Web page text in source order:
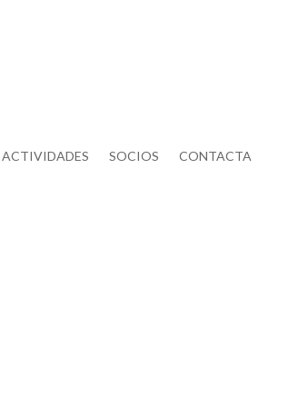
ACTIVIDADES SOCIOS CONTACTA